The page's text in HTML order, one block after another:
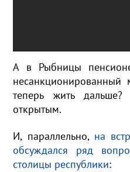
А в Рыбницы
несанкционированный
теперь жить
открытым.
И, параллельно, на
обсуждался ряд
столицы республики: